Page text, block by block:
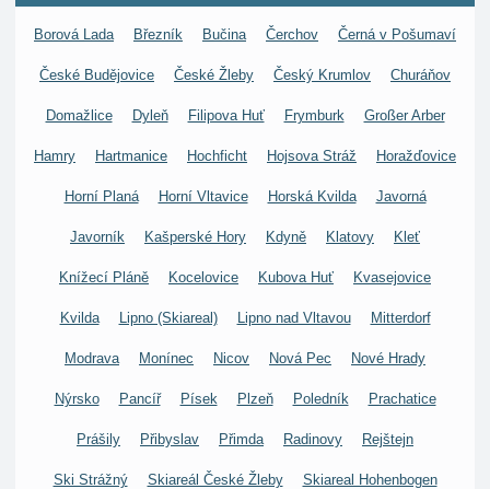
Borová Lada Březník Bučina Čerchov Černá v Pošumaví
České Budějovice České Žleby Český Krumlov Churáňov
Domažlice Dyleň Filipova Huť Frymburk Großer Arber
Hamry Hartmanice Hochficht Hojsova Stráž Horažďovice
Horní Planá Horní Vltavice Horská Kvilda Javorná
Javorník Kašperské Hory Kdyně Klatovy Kleť
Knížecí Pláně Kocelovice Kubova Huť Kvasejovice
Kvilda Lipno (Skiareal) Lipno nad Vltavou Mitterdorf
Modrava Monínec Nicov Nová Pec Nové Hrady
Nýrsko Pancíř Písek Plzeň Poledník Prachatice
Prášily Přibyslav Přimda Radinovy Rejštejn
Ski Strážný Skiareál České Žleby Skiareal Hohenbogen